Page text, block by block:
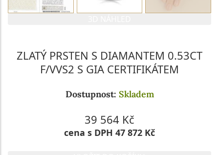
ZLATÝ PRSTEN S DIAMANTEM 0.53CT
F/VVS2 S GIA CERTIFIKÁTEM
Dostupnost: Skladem
39 564 Kč
cena s DPH 47 872 Kč